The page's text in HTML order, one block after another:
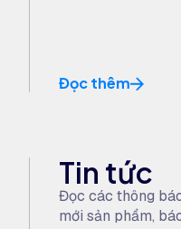
Đọc thêm
Tin tức
Đọc các thông
mới sản phẩm,